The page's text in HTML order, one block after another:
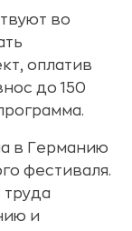
во
оплатив
до 150
в Германию
фестиваля.
труда
и